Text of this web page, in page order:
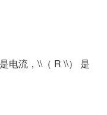
电流，\\（ R \\） 是